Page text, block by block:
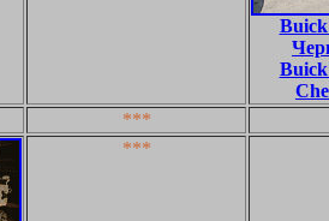
Buick
Buick
***
***